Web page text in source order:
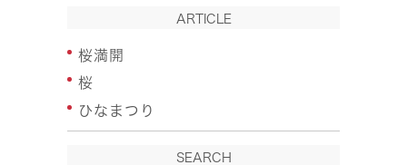
ARTICLE
桜満開
桜
ひなまつり
SEARCH